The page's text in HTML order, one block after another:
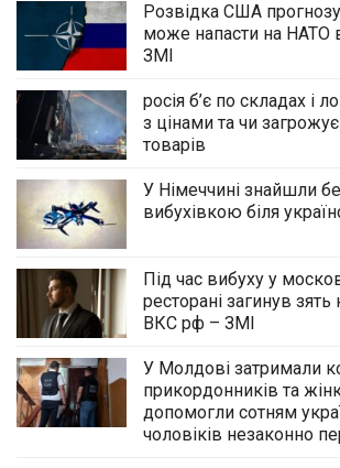
Розвідка США
може напасти на НАТО
ЗМІ
росія б’є по складах і
з цінами та чи
товарів
У Німеччині знайшли
вибухівкою біля
Під час вибуху у
ресторані загинув
ВКС рф – ЗМІ
У Молдові затримали
прикордонників та
допомогли сотням
чоловіків незаконно